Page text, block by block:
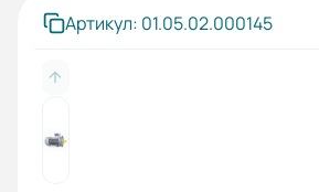
Артикул: 01.05.02.000145